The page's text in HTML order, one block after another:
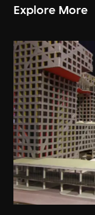
Explore More